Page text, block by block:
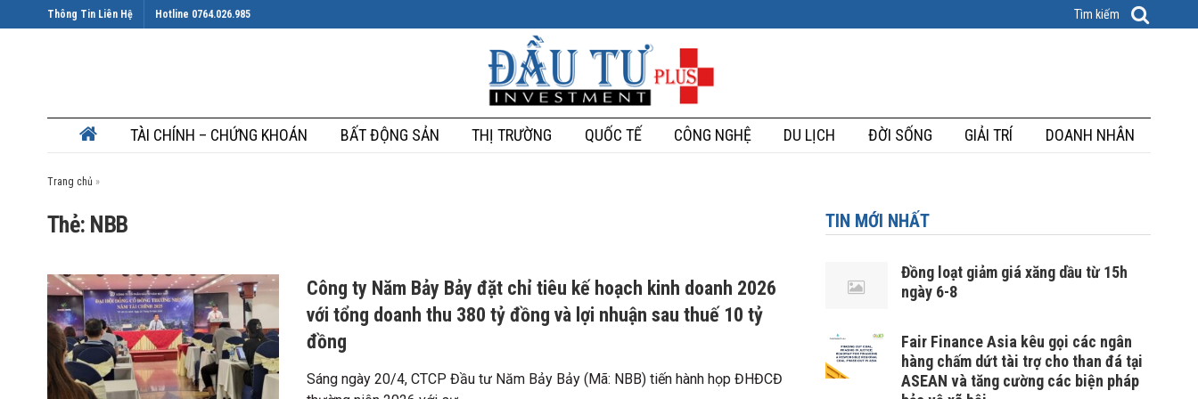
Thông Tin Liên Hệ Hotline 0764.026.985
TÀI CHÍNH – CHỨNG KHOÁN BẤT ĐỘNG SẢN THỊ TRƯỜNG QUỐC TẾ CÔNG NGHỆ DU LỊCH ĐỜI SỐNG GIẢI TRÍ DOANH NHÂN
Trang chủ »
Thẻ: NBB
Công ty Năm Bảy Bảy đặt chỉ tiêu kế hoạch kinh doanh 2026
với tổng doanh thu 380 tỷ đồng và lợi nhuận sau thuế 10 tỷ
đồng
Sáng ngày 20/4, CTCP Đầu tư Năm Bảy Bảy (Mã: NBB) tiến hành họp ĐHĐCĐ
TIN MỚI NHẤT
Đồng loạt giảm giá xăng dầu từ 15h
ngày 6-8
Fair Finance Asia kêu gọi các ngân
hàng chấm dứt tài trợ cho than đá tại
ASEAN và tăng cường các biện pháp